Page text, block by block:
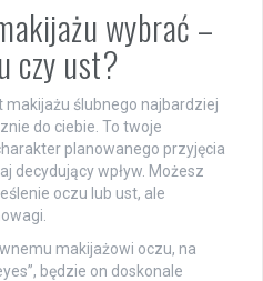
wybrać –
czy ust?
ślubnego najbardziej
do ciebie. To twoje
planowanego przyjęcia
decydujący wpływ. Możesz
oczu lub ust, ale
makijażowi oczu, na
będzie on doskonale